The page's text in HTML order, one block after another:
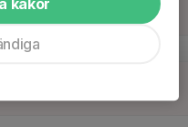
kakor